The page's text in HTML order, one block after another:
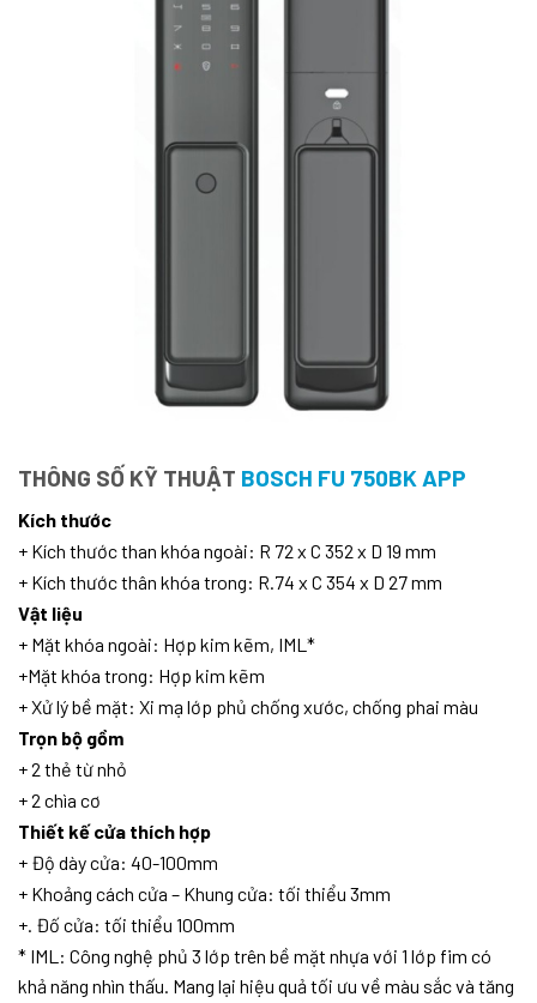
THÔNG SỐ KỸ THUẬT BOSCH FU 750BK APP
Kích thước
+ Kích thước than khóa ngoài: R 72 x C 352 x D 19 mm
+ Kích thước thân khóa trong: R.74 x C 354 x D 27 mm
Vật liệu
+ Mặt khóa ngoài: Hợp kim kẽm, IML*
+Mặt khóa trong: Hợp kim kẽm
+ Xử lý bề mặt: Xi mạ lớp phủ chống xước, chống phai màu
Trọn bộ gồm
+ 2 thẻ từ nhỏ
+ 2 chìa cơ
Thiết kế cửa thích hợp
+ Độ dày cửa: 40-100mm
+ Khoảng cách cửa – Khung cửa: tối thiểu 3mm
+. Đố cửa: tối thiểu 100mm
* IML: Công nghệ phủ 3 lớp trên bề mặt nhựa với 1 lớp fim có
khả năng nhìn thấu. Mang lại hiệu quả tối ưu về màu sắc và tăng